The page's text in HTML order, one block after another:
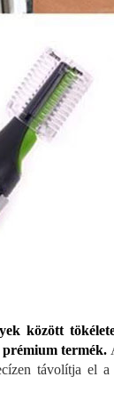
között
termék.
távolítja el a